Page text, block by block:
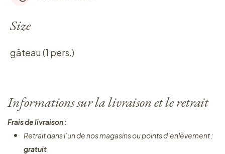
Size
gâteau (1 pers.)
Informations sur la livraison et le retrait
Frais de livraison :
Retrait dans l’un de nos magasins ou points d’enlèvement :
gratuit